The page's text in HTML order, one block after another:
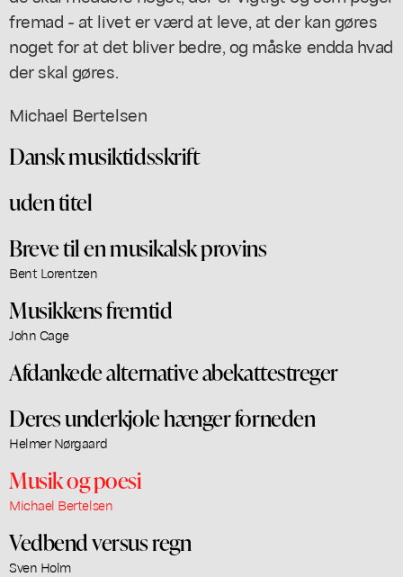
fremad - at livet er værd at leve, at der kan gøres
noget for at det bliver bedre, og måske endda hvad
der skal gøres.
Michael Bertelsen
Dansk musiktidsskrift
uden titel
Breve til en musikalsk provins
Bent Lorentzen
Musikkens fremtid
John Cage
Afdankede alternative abekattestreger
Deres underkjole hænger forneden
Helmer Nørgaard
Musik og poesi
Michael Bertelsen
Vedbend versus regn
Sven Holm